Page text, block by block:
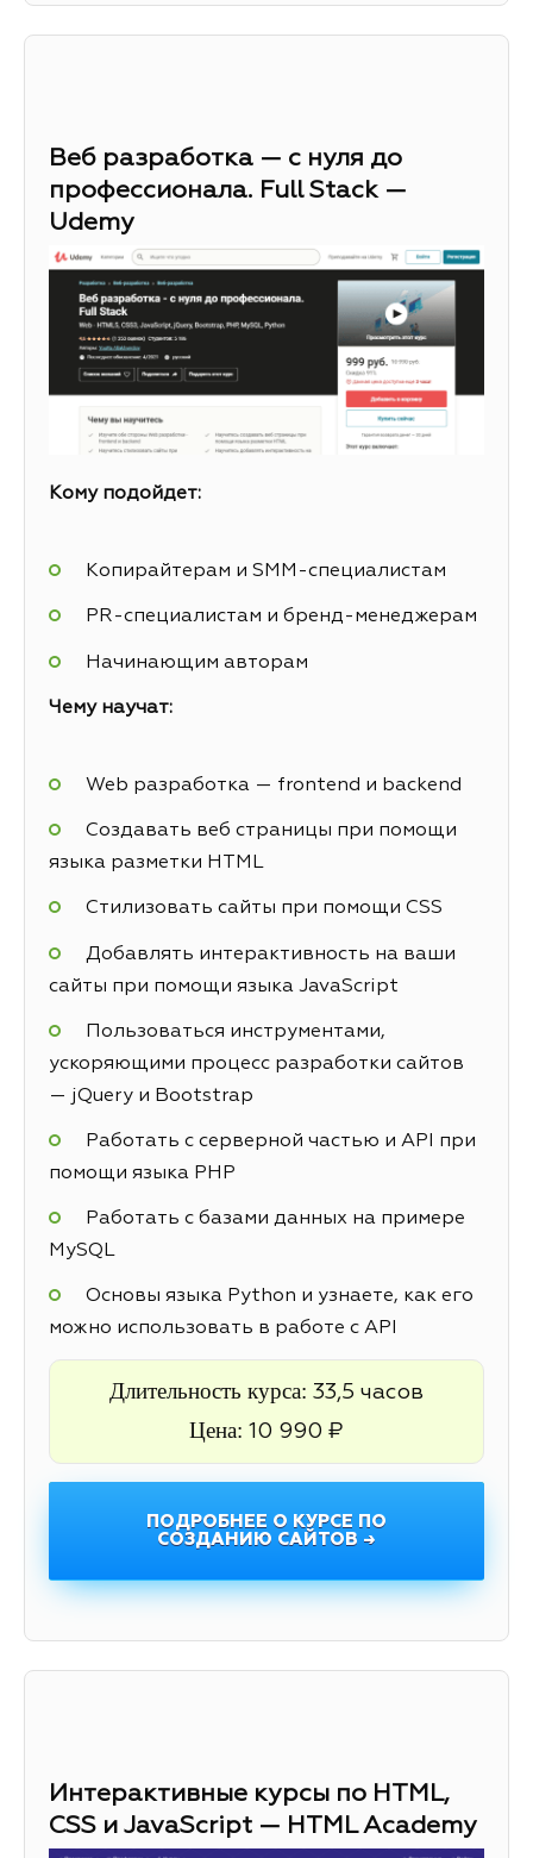
Веб разработка — с нуля до
профессионала. Full Stack —
Udemy
Кому подойдет:
Копирайтерам и SMM-специалистам
PR-специалистам и бренд-менеджерам
Начинающим авторам
Чему научат:
Web разработка — frontend и backend
Создавать веб страницы при помощи
языка разметки HTML
Стилизовать сайты при помощи CSS
Добавлять интерактивность на ваши
сайты при помощи языка JavaScript
Пользоваться инструментами,
ускоряющими процесс разработки сайтов
— jQuery и Bootstrap
Работать с серверной частью и API при
помощи языка PHP
Работать с базами данных на примере
MySQL
Основы языка Python и узнаете, как его
можно использовать в работе с API
Длительность курса: 33,5 часов
Цена: 10 990 ₽
ПОДРОБНЕЕ О КУРСЕ ПО
СОЗДАНИЮ САЙТОВ →
Интерактивные курсы по HTML,
CSS и JavaScript — HTML Academy